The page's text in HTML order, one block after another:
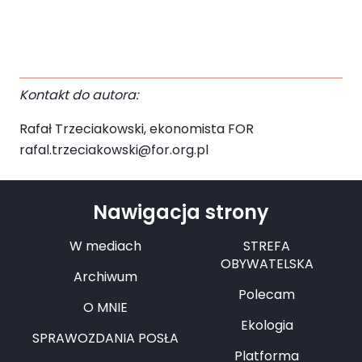
Kontakt do autora:
Rafał Trzeciakowski, ekonomista FOR
rafal.trzeciakowski@for.org.pl
Nawigacja strony
W mediach
Archiwum
O MNIE
SPRAWOZDANIA POSŁA
STREFA
OBYWATELSKA
Polecam
Ekologia
Platforma